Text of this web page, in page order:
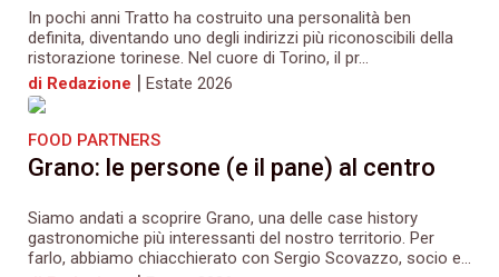
In pochi anni Tratto ha costruito una personalità ben
definita, diventando uno degli indirizzi più riconoscibili della
ristorazione torinese. Nel cuore di Torino, il pr...
di Redazione | Estate 2026
FOOD PARTNERS
Grano: le persone (e il pane) al centro
Siamo andati a scoprire Grano, una delle case history
gastronomiche più interessanti del nostro territorio. Per
farlo, abbiamo chiacchierato con Sergio Scovazzo, socio e...